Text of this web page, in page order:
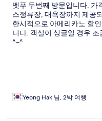
벳푸 두번째 방문입니다. 가
스정류장, 대욕장까지 제공
한시적으로 아메리카노 할
니다. 객실이 싱글일 경우
^~^
Yeong Hak 님, 2박 여행